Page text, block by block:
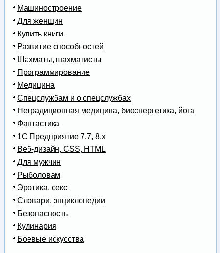
Машиностроение
Для женщин
Купить книги
Развитие способностей
Шахматы, шахматисты
Программирование
Медицина
Спецслужбам и о спецслужбах
Нетрадиционная медицина, биоэнергетика, йога
Фантастика
1С Предприятие 7.7, 8.x
Веб-дизайн, CSS, HTML
Для мужчин
Рыболовам
Эротика, секс
Словари, энциклопедии
Безопасность
Кулинария
Боевые искусства